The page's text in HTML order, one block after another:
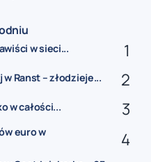
w sieci...
Ranst – złodzieje...
w całości...
euro w